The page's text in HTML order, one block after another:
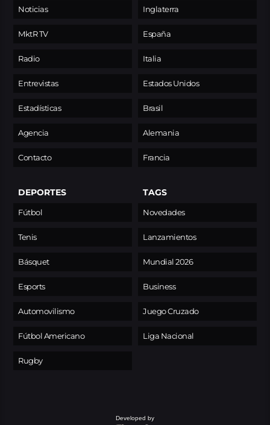
Noticias
MktR TV
Radio
Entrevistas
Estadísticas
Agencia
Contacto
Inglaterra
España
Italia
Estados Unidos
Brasil
Alemania
Francia
DEPORTES
Fútbol
Tenis
Básquet
Esports
Automovilismo
Fútbol Americano
Rugby
TAGS
Novedades
Lanzamientos
Mundial 2026
Business
Juego Cruzado
Liga Nacional
Developed by